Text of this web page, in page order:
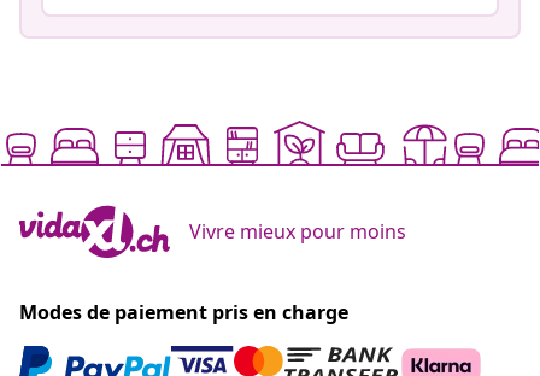
Vivre mieux pour moins
Modes de paiement pris en charge